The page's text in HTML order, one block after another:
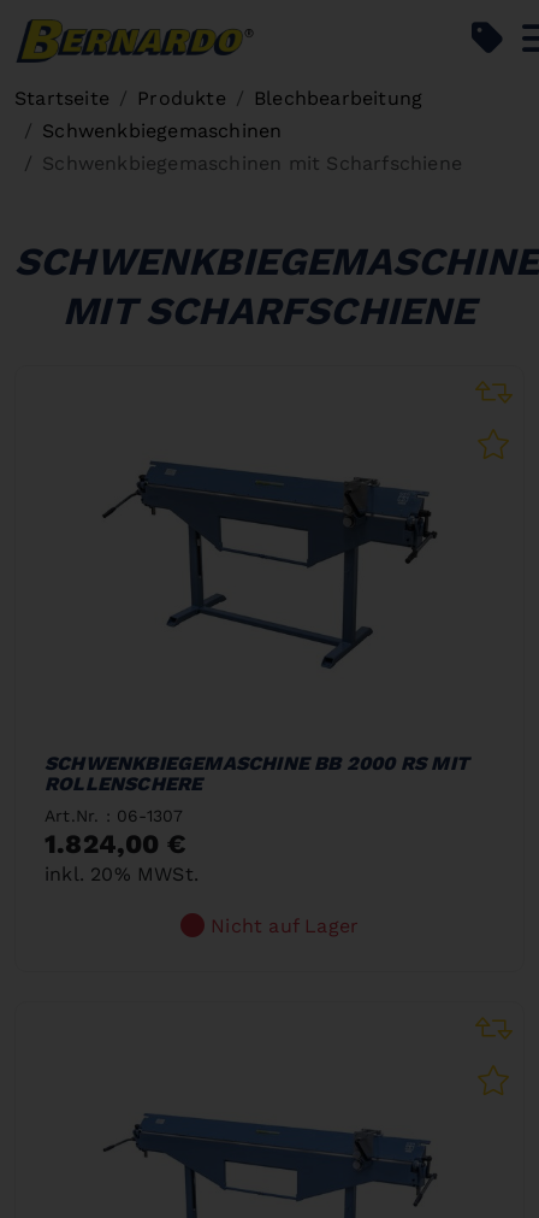
Startseite Produkte
Blechbearbeitung
Schwenkbiegemaschinen
Schwenkbiegemaschinen mit Scharfschiene
MIT SCHARFSCHIENE
SCHWENKBIEGEMASCHINE BB 2000 RS MIT
ROLLENSCHERE
Art.Nr. : 06-1307
1.824,00 €
inkl. 20% MWSt.
Nicht auf Lager